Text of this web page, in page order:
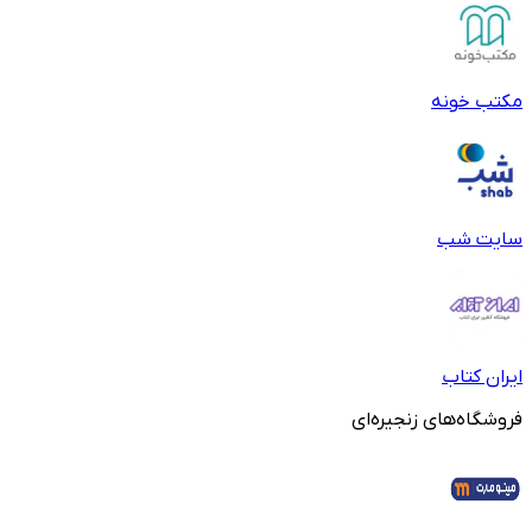
مکتب خونه
سایت شب
ایران کتاب
فروشگاه‌های زنجیره‌ای